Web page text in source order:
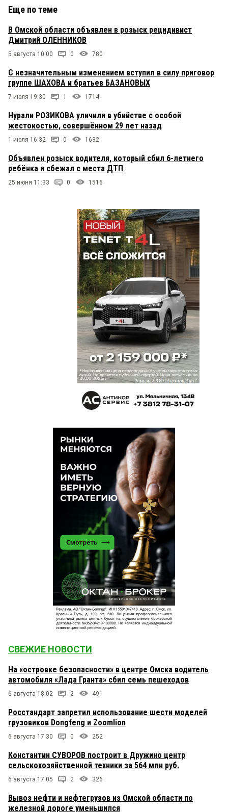
Еще по теме
В Омской области объявлен в розыск рецидивист
Дмитрий ОЛЕННИКОВ
5 августа 10:00 0 780
С незначительным изменением вступил в силу приговор
группе ШАХОВА и братьев БАЗАНОВЫХ
7 июля 19:30 1 1714
Нурали РОЗИКОВА уличили в убийстве с особой
жестокостью, совершённом 29 лет назад
1 июля 16:32 0 1632
Объявлен розыск водителя, который сбил 6-летнего
ребёнка и сбежал с места ДТП
25 июня 11:33 0 1516
СВЕЖИЕ НОВОСТИ
На «островке безопасности» в центре Омска водитель
автомобиля «Лада Гранта» сбил семь пешеходов
6 августа 18:02 2 491
Росстандарт запретил использование шести моделей
грузовиков Dongfeng и Zoomlion
6 августа 17:30 0 252
Константин СУВОРОВ построит в Дружино центр
сельскохозяйственной техники за 564 млн руб.
6 августа 17:05 2 326
Вывоз нефти и нефтегрузов из Омской области по
железной дороге уменьшился